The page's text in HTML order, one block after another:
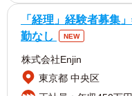
「経理」経験者募集
勤なし
NEW
株式会社Enjin
東京都 中央区